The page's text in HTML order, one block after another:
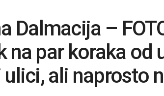
Dalmacija –
na par koraka od
ali naprosto